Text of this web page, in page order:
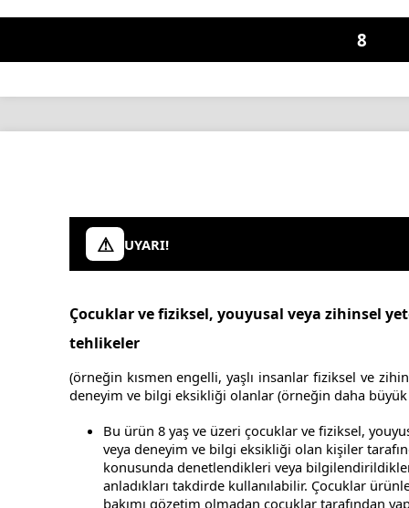
8
UYARI!
Çocuklar ve fiziksel, youyusal veya zihinsel
tehlikeler
(örneğin kısmen engelli, yaşlı insanlar fiziksel ve
deneyim ve bilgi eksikliği olanlar (örneğin daha
Bu ürün 8 yaş ve üzeri çocuklar ve fiziksel,
veya deneyim ve bilgi eksikliği olan kişiler
konusunda denetlendikleri veya
anladıkları takdirde kullanılabilir. Çocuklar
bakımı gözetim olmadan çocuklar tarafından